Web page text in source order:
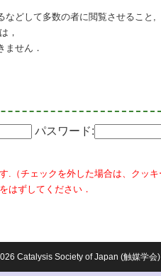
などして多数の者に閲覧させること,
，
ません．
パスワード:
.（チェックを外した場合は、クッキ
はずしてください．
Catalysis Society of Japan (触媒学